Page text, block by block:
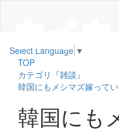
Select Language ▼
TOP
カテゴリ『雑談』
韓国にもメシマズ嫁って
韓国にも